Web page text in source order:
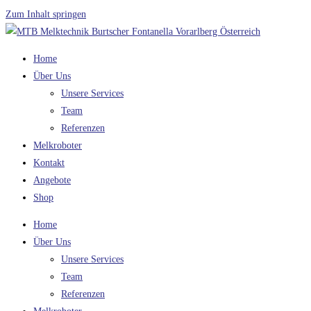
Zum Inhalt springen
Home
Über Uns
Unsere Services
Team
Referenzen
Melkroboter
Kontakt
Angebote
Shop
Home
Über Uns
Unsere Services
Team
Referenzen